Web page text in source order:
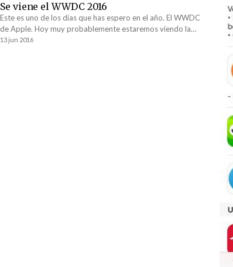
Se viene el WWDC 2016
Este es uno de los días que has espero en el año. El WWDC
de Apple. Hoy muy probablemente estaremos viendo la
primer versión del IOS 10 y del Mac OS 10.12....
13 jun 2016